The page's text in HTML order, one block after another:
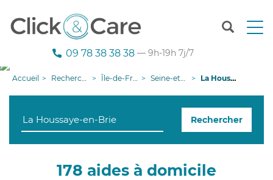
T
n
g
09 78 38 38 38 — 9h-19h 7j/7
Accueil Recherche aide à domicile Île-de-France Seine-et-Marne La Houssaye-en-Brie
Rechercher
178 aides à domicile